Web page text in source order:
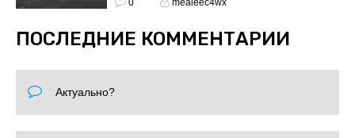
ПОСЛЕДНИЕ КОММЕНТАРИИ
Актуально?